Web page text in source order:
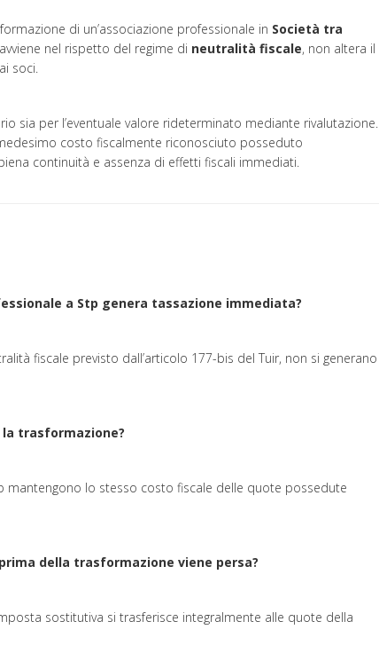
di un’associazione professionale in Società tra
nel rispetto del regime di neutralità fiscale, non altera il
soci.
sia per l’eventuale valore rideterminato mediante rivalutazione.
costo fiscalmente riconosciuto posseduto
continuità e assenza di effetti fiscali immediati.
a Stp genera tassazione immediata?
fiscale previsto dall’articolo 177-bis del Tuir, non si generano
trasformazione?
mantengono lo stesso costo fiscale delle quote possedute
della trasformazione viene persa?
sostitutiva si trasferisce integralmente alle quote della